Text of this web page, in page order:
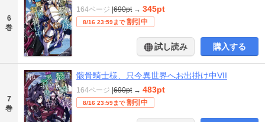
6
巻
164ページ |690pt → 345pt
8/16 23:59まで 割引中
試し読み 購入する
7
巻
骸骨騎士様、只今異世界へお出掛け中VII
164ページ |690pt → 483pt
8/16 23:59まで 割引中